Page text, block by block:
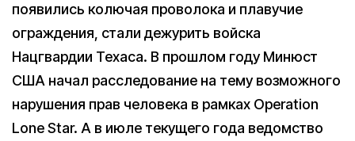
появились колючая проволока и плавучие
ограждения, стали дежурить войска
Нацгвардии Техаса. В прошлом году Минюст
США начал расследование на тему возможного
нарушения прав человека в рамках Operation
Lone Star. А в июле текущего года ведомство